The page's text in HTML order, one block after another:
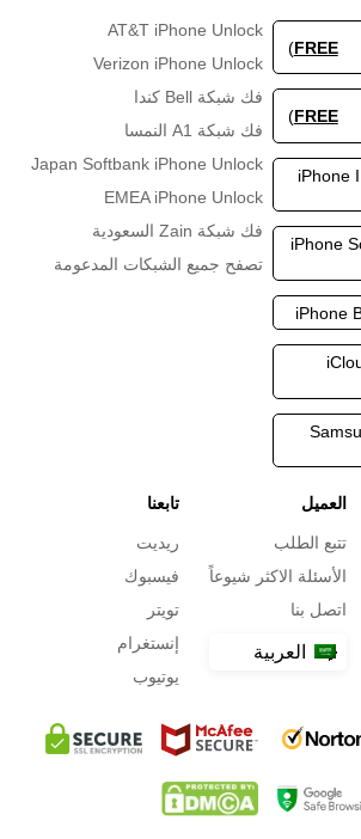
FREE
)
FREE
)
iPhone
iPhone
iPhone
AT&T iPhone Unlock
Verizon iPhone Unlock
فك شبكة Bell كندا
فك شبكة A1 النمسا
Japan Softbank iPhone Unlock
EMEA iPhone Unlock
فك شبكة Zain السعودية
تصفح جميع الشبكات المدعومة
العميل
تتبع الطلب
الأسئلة الاكثر شيوعاً
اتصل بنا
العربية
تابعنا
ريديت
فيسبوك
تويتر
إنستغرام
يوتيوب